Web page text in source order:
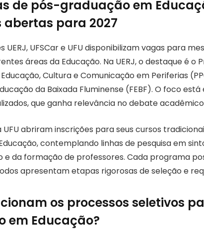
de pós-graduação em
abertas para 2027
UERJ, UFSCar e UFU disponibilizam vagas para
áreas da Educação. Na UERJ, o destaque é o
Cultura e Comunicação em Periferias
da Baixada Fluminense (FEBF). O foco
que ganha relevância no debate
UFU abriram inscrições para seus cursos
contemplando linhas de pesquisa em
e da formação de professores. Cada programa
apresentam etapas rigorosas de seleção e
os processos seletivos
em Educação?